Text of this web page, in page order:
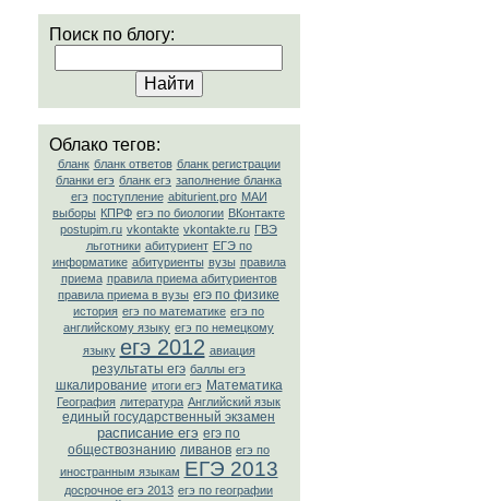
Поиск по блогу:
Облако тегов:
бланк бланк ответов бланк регистрации
бланки егэ бланк егэ заполнение бланка
егэ поступление abiturient.pro МАИ
выборы КПРФ егэ по биологии ВКонтакте
postupim.ru vkontakte vkontakte.ru ГВЭ
льготники абитуриент ЕГЭ по
информатике абитуриенты вузы правила
приема правила приема абитуриентов
правила приема в вузы егэ по физике
история егэ по математике егэ по
английскому языку егэ по немецкому
языку егэ 2012 авиация
результаты егэ баллы егэ
шкалирование итоги егэ Математика
География литература Английский язык
единый государственный экзамен
расписание егэ егэ по
обществознанию ливанов егэ по
иностранным языкам ЕГЭ 2013
досрочное егэ 2013 егэ по географии